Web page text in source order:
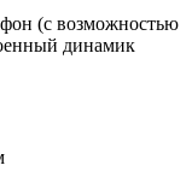
(с возможностью
динамик